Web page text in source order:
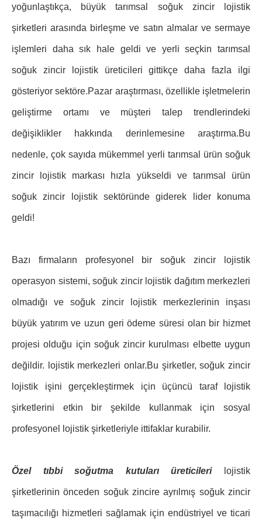
yoğunlaştıkça, büyük tarımsal soğuk zincir lojistik
şirketleri arasında birleşme ve satın almalar ve sermaye
işlemleri daha sık hale geldi ve yerli seçkin tarımsal
soğuk zincir lojistik üreticileri gittikçe daha fazla ilgi
gösteriyor sektöre.Pazar araştırması, özellikle işletmelerin
geliştirme ortamı ve müşteri talep trendlerindeki
değişiklikler hakkında derinlemesine araştırma.Bu
nedenle, çok sayıda mükemmel yerli tarımsal ürün soğuk
zincir lojistik markası hızla yükseldi ve tarımsal ürün
soğuk zincir lojistik sektöründe giderek lider konuma
geldi!
Bazı firmaların profesyonel bir soğuk zincir lojistik
operasyon sistemi, soğuk zincir lojistik dağıtım merkezleri
olmadığı ve soğuk zincir lojistik merkezlerinin inşası
büyük yatırım ve uzun geri ödeme süresi olan bir hizmet
projesi olduğu için soğuk zincir kurulması elbette uygun
değildir. lojistik merkezleri onlar.Bu şirketler, soğuk zincir
lojistik işini gerçekleştirmek için üçüncü taraf lojistik
şirketlerini etkin bir şekilde kullanmak için sosyal
profesyonel lojistik şirketleriyle ittifaklar kurabilir.
Özel tıbbi soğutma kutuları üreticileri lojistik
şirketlerinin önceden soğuk zincire ayrılmış soğuk zincir
taşımacılığı hizmetleri sağlamak için endüstriyel ve ticari